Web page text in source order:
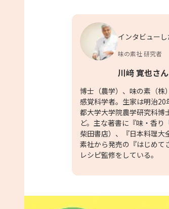
インタビュー
味の素社 研究者
川﨑 寛也さん
博士（農学）、味の素（株
感覚科学者。生家は明治
都大学大学院農学研究科博
ど。主な著書に『味・香り
柴田書店）、『日本料理大
素社から発売の『はじめて
レシピ監修をしている。